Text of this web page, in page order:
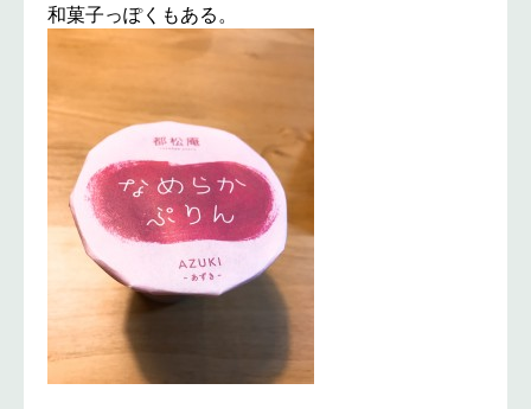
和菓子っぽくもある。